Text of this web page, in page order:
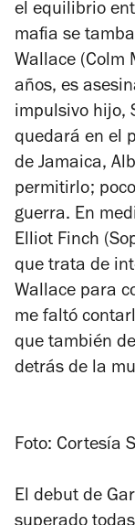
el equilibrio
mafia se
Wallace (Colm
años, es
impulsivo hijo,
quedará en el
de Jamaica,
permitirlo;
guerra. En
Elliot Finch
que trata de
Wallace para
me faltó
que también
detrás de la
Foto: Cortesía
El debut de